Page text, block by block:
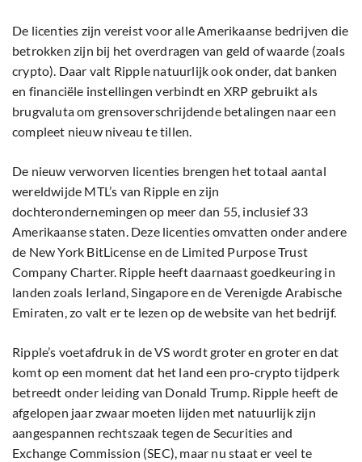
De licenties zijn vereist voor alle Amerikaanse bedrijven die
betrokken zijn bij het overdragen van geld of waarde (zoals
crypto). Daar valt Ripple natuurlijk ook onder, dat banken
en financiële instellingen verbindt en XRP gebruikt als
brugvaluta om grensoverschrijdende betalingen naar een
compleet nieuw niveau te tillen.
De nieuw verworven licenties brengen het totaal aantal
wereldwijde MTL’s van Ripple en zijn
dochterondernemingen op meer dan 55, inclusief 33
Amerikaanse staten. Deze licenties omvatten onder andere
de New York BitLicense en de Limited Purpose Trust
Company Charter. Ripple heeft daarnaast goedkeuring in
landen zoals Ierland, Singapore en de Verenigde Arabische
Emiraten, zo valt er te lezen op de website van het bedrijf.
Ripple’s voetafdruk in de VS wordt groter en groter en dat
komt op een moment dat het land een pro-crypto tijdperk
betreedt onder leiding van Donald Trump. Ripple heeft de
afgelopen jaar zwaar moeten lijden met natuurlijk zijn
aangespannen rechtszaak tegen de Securities and
Exchange Commission (SEC), maar nu staat er veel te